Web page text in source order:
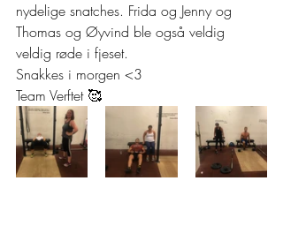
nydelige snatches. Frida og Jenny og
Thomas og Øyvind ble også veldig
veldig røde i fjeset.
Snakkes i morgen <3
Team Verftet 🥰